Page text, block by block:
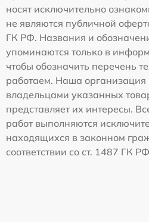
носят исключительно
не являются публичной
ГК РФ. Названия и
упоминаются только в
чтобы обозначить перечень
работаем. Наша
владельцами указанных
представляет их интересы.
работ выполняются
находящихся в законном
соответствии со ст. 1487 ГК